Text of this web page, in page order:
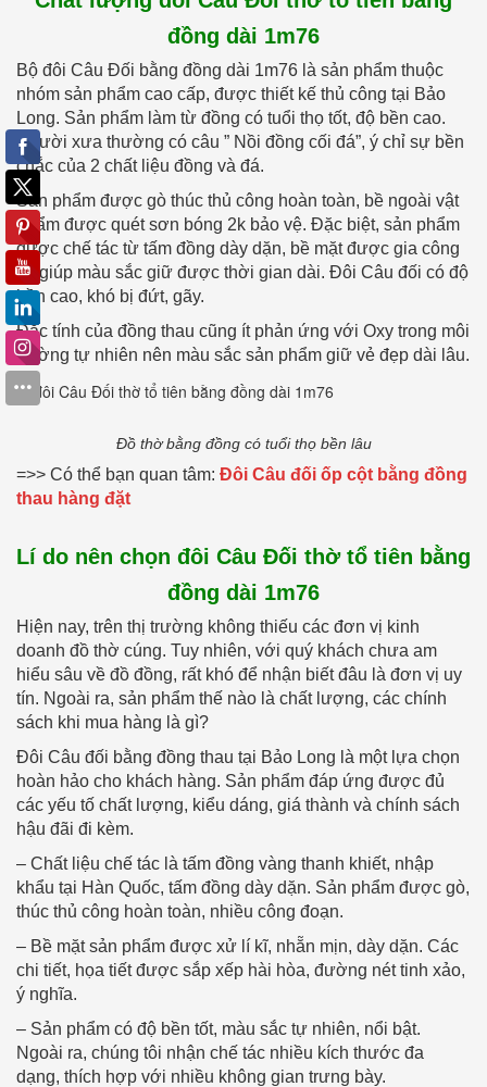
đồng dài 1m76
Bộ đôi Câu Đối bằng đồng dài 1m76 là sản phẩm thuộc
nhóm sản phẩm cao cấp, được thiết kế thủ công tại Bảo
Long. Sản phẩm làm từ đồng có tuổi thọ tốt, độ bền cao.
Người xưa thường có câu ” Nồi đồng cối đá”, ý chỉ sự bền
chắc của 2 chất liệu đồng và đá.
Sản phẩm được gò thúc thủ công hoàn toàn, bề ngoài vật
phẩm được quét sơn bóng 2k bảo vệ. Đặc biệt, sản phẩm
được chế tác từ tấm đồng dày dặn, bề mặt được gia công
tốt giúp màu sắc giữ được thời gian dài. Đôi Câu đối có độ
bền cao, khó bị đứt, gãy.
Đặc tính của đồng thau cũng ít phản ứng với Oxy trong môi
trường tự nhiên nên màu sắc sản phẩm giữ vẻ đẹp dài lâu.
Đồ thờ bằng đồng có tuổi thọ bền lâu
=>> Có thể bạn quan tâm: Đôi Câu đối ốp cột bằng đồng
thau hàng đặt
Lí do nên chọn đôi Câu Đối thờ tổ tiên bằng
đồng dài 1m76
Hiện nay, trên thị trường không thiếu các đơn vị kinh
doanh đồ thờ cúng. Tuy nhiên, với quý khách chưa am
hiểu sâu về đồ đồng, rất khó để nhận biết đâu là đơn vị uy
tín. Ngoài ra, sản phẩm thế nào là chất lượng, các chính
sách khi mua hàng là gì?
Đôi Câu đối bằng đồng thau tại Bảo Long là một lựa chọn
hoàn hảo cho khách hàng. Sản phẩm đáp ứng được đủ
các yếu tố chất lượng, kiểu dáng, giá thành và chính sách
hậu đãi đi kèm.
– Chất liệu chế tác là tấm đồng vàng thanh khiết, nhập
khẩu tại Hàn Quốc, tấm đồng dày dặn. Sản phẩm được gò,
thúc thủ công hoàn toàn, nhiều công đoạn.
– Bề mặt sản phẩm được xử lí kĩ, nhẵn mịn, dày dặn. Các
chi tiết, họa tiết được sắp xếp hài hòa, đường nét tinh xảo,
ý nghĩa.
– Sản phẩm có độ bền tốt, màu sắc tự nhiên, nổi bật.
Ngoài ra, chúng tôi nhận chế tác nhiều kích thước đa
dạng, thích hợp với nhiều không gian trưng bày.